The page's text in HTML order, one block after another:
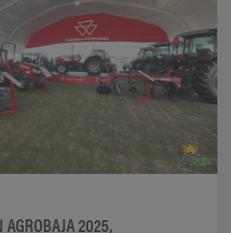
AGROBAJA 2025,